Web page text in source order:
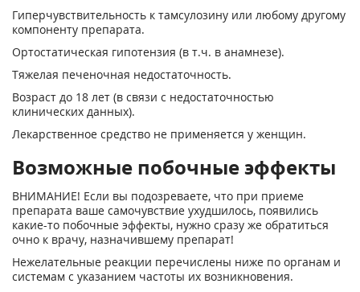
Гиперчувствительность к тамсулозину или любому другому
компоненту препарата.
Ортостатическая гипотензия (в т.ч. в анамнезе).
Тяжелая печеночная недостаточность.
Возраст до 18 лет (в связи с недостаточностью
клинических данных).
Лекарственное средство не применяется у женщин.
Возможные побочные эффекты
ВНИМАНИЕ! Если вы подозреваете, что при приеме
препарата ваше самочувствие ухудшилось, появились
какие-то побочные эффекты, нужно сразу же обратиться
очно к врачу, назначившему препарат!
Нежелательные реакции перечислены ниже по органам и
системам с указанием частоты их возникновения.